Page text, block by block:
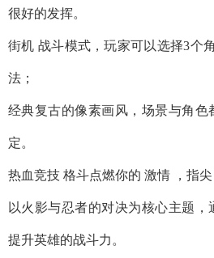
很好的发挥。
街机 战斗模式，玩家可以选择3个
法；
经典复古的像素画风，场景与角色
定。
热血竞技 格斗点燃你的 激情 ，指尖
以火影与忍者的对决为核心主题
提升英雄的战斗力。